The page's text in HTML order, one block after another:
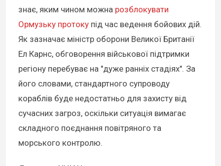
знає, яким чином можна розблокувати
Ормузьку протоку під час ведення бойових дій.
Як зазначає міністр оборони Великої Британії
Ел Карнс, обговорення військової підтримки
регіону перебуває на "дуже ранніх стадіях". За
його словами, стандартного супроводу
кораблів буде недостатньо для захисту від
сучасних загроз, оскільки ситуація вимагає
складного поєднання повітряного та
морського контролю.